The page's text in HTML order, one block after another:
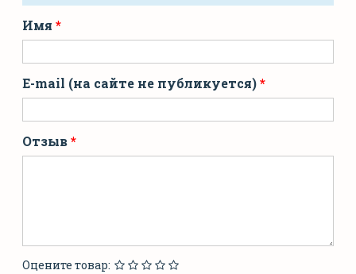
Имя
E-mail (на сайте не публикуется)
Отзыв
Оцените товар: